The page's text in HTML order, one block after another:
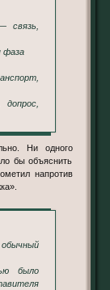
связь,
фаза
бы объяснить
напротив
было